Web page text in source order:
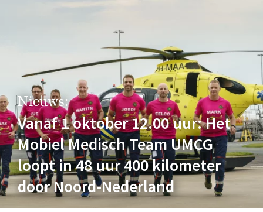
Nieuws:
Vanaf 1 oktober 12.00 uur: Het
Mobiel Medisch Team UMCG
loopt in 48 uur 400 kilometer
door Noord-Nederland